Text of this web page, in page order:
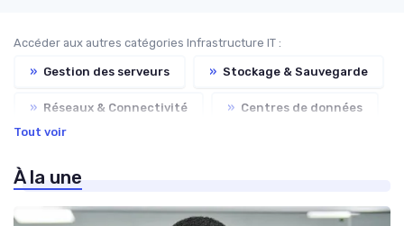
Accéder aux autres catégories Infrastructure IT :
» Gestion des serveurs » Stockage & Sauvegarde
» Réseaux & Connectivité » Centres de données
Tout voir
À la une